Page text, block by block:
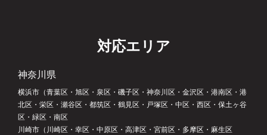
対応エリア
神奈川県
横浜市（青葉区・旭区・泉区・磯子区・神奈川区・金沢区・港南区・港
北区・栄区・瀬谷区・都筑区・鶴見区・戸塚区・中区・西区・保土ヶ谷
区・緑区・南区
川崎市（川崎区・幸区・中原区・高津区・宮前区・多摩区・麻生区